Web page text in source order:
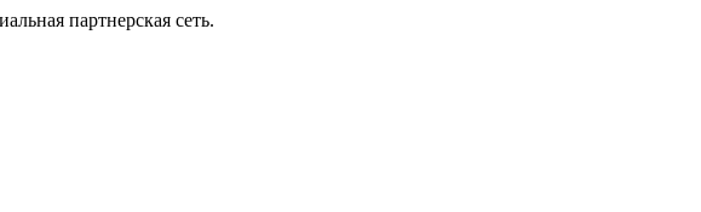
партнерская сеть.